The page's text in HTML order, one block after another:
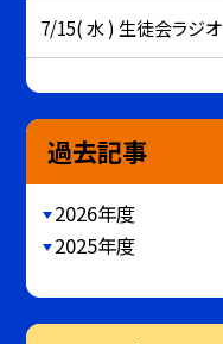
7/15( 水 ) 生徒会ラジオ
過去記事
2026年度
2025年度